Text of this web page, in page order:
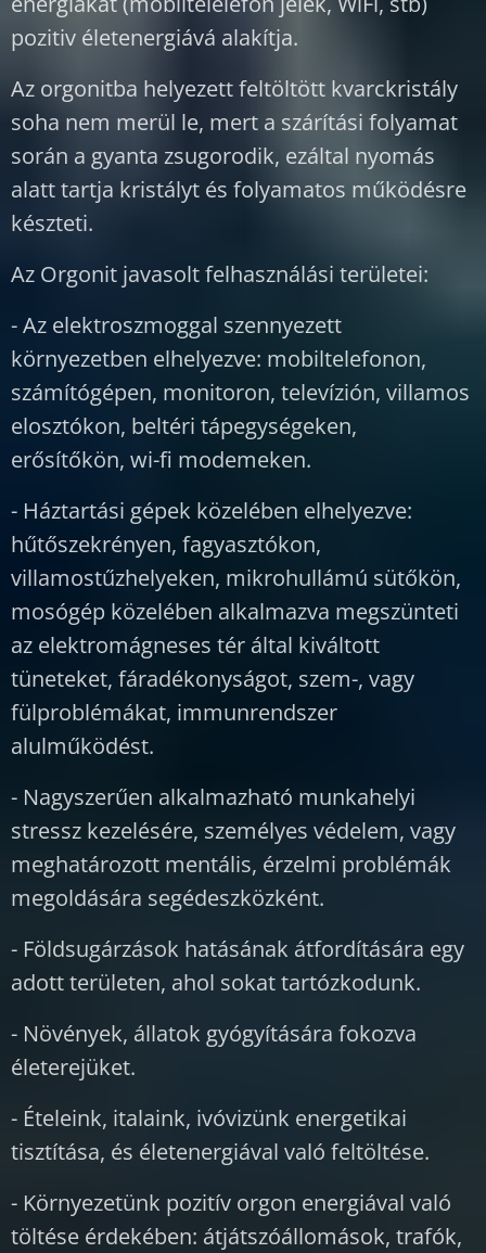
pozitiv életenergiává alakítja.
Az orgonitba helyezett feltöltött kvarckristály
soha nem merül le, mert a szárítási folyamat
során a gyanta zsugorodik, ezáltal nyomás
alatt tartja kristályt és folyamatos működésre
készteti.
Az Orgonit javasolt felhasználási területei:
- Az elektroszmoggal szennyezett
környezetben elhelyezve: mobiltelefonon,
számítógépen, monitoron, televízión, villamos
elosztókon, beltéri tápegységeken,
erősítőkön, wi-fi modemeken.
- Háztartási gépek közelében elhelyezve:
hűtőszekrényen, fagyasztókon,
villamostűzhelyeken, mikrohullámú sütőkön,
mosógép közelében alkalmazva megszünteti
az elektromágneses tér által kiváltott
tüneteket, fáradékonyságot, szem-, vagy
fülproblémákat, immunrendszer
alulműködést.
- Nagyszerűen alkalmazható munkahelyi
stressz kezelésére, személyes védelem, vagy
meghatározott mentális, érzelmi problémák
megoldására segédeszközként.
- Földsugárzások hatásának átfordítására egy
adott területen, ahol sokat tartózkodunk.
- Növények, állatok gyógyítására fokozva
életerejüket.
- Ételeink, italaink, ivóvizünk energetikai
tisztítása, és életenergiával való feltöltése.
- Környezetünk pozitív orgon energiával való
töltése érdekében: átjátszóállomások, trafók,